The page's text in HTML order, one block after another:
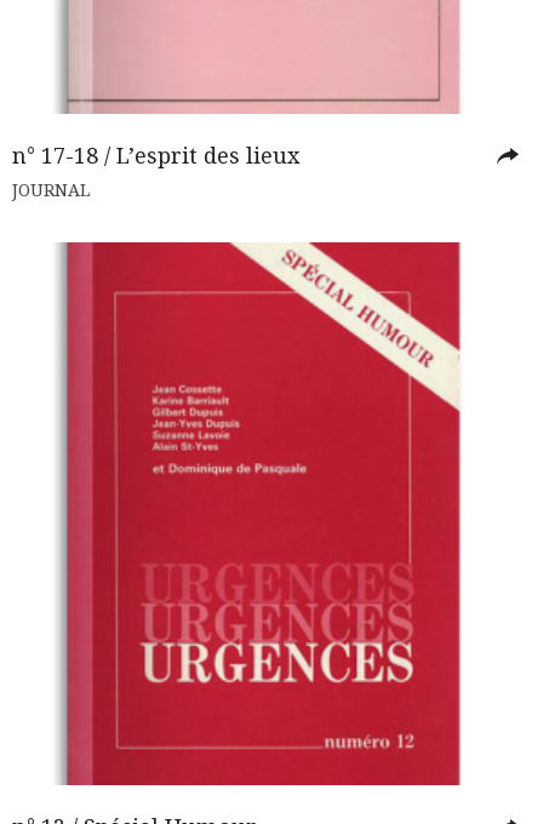
n° 17-18 / L’esprit des lieux
JOURNAL